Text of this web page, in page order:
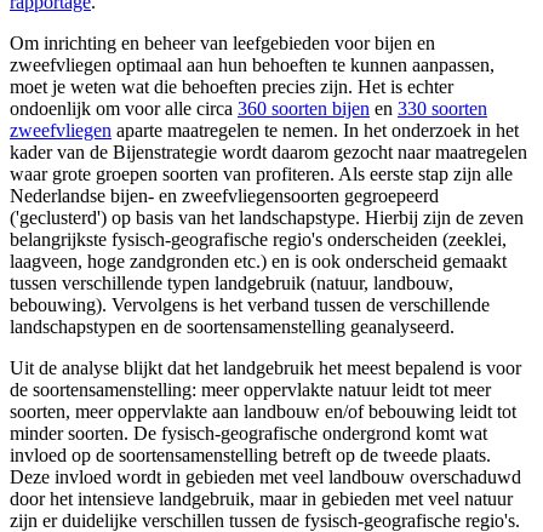
Om inrichting en beheer van leefgebieden voor bijen en
zweefvliegen optimaal aan hun behoeften te kunnen aanpassen,
moet je weten wat die behoeften precies zijn. Het is echter
ondoenlijk om voor alle circa 360 soorten bijen en 330 soorten
zweefvliegen aparte maatregelen te nemen. In het onderzoek in het
kader van de Bijenstrategie wordt daarom gezocht naar maatregelen
waar grote groepen soorten van profiteren. Als eerste stap zijn alle
Nederlandse bijen- en zweefvliegensoorten gegroepeerd
('geclusterd') op basis van het landschapstype. Hierbij zijn de zeven
belangrijkste fysisch-geografische regio's onderscheiden (zeeklei,
laagveen, hoge zandgronden etc.) en is ook onderscheid gemaakt
tussen verschillende typen landgebruik (natuur, landbouw,
bebouwing). Vervolgens is het verband tussen de verschillende
landschapstypen en de soortensamenstelling geanalyseerd.
Uit de analyse blijkt dat het landgebruik het meest bepalend is voor
de soortensamenstelling: meer oppervlakte natuur leidt tot meer
soorten, meer oppervlakte aan landbouw en/of bebouwing leidt tot
minder soorten. De fysisch-geografische ondergrond komt wat
invloed op de soortensamenstelling betreft op de tweede plaats.
Deze invloed wordt in gebieden met veel landbouw overschaduwd
door het intensieve landgebruik, maar in gebieden met veel natuur
zijn er duidelijke verschillen tussen de fysisch-geografische regio's.